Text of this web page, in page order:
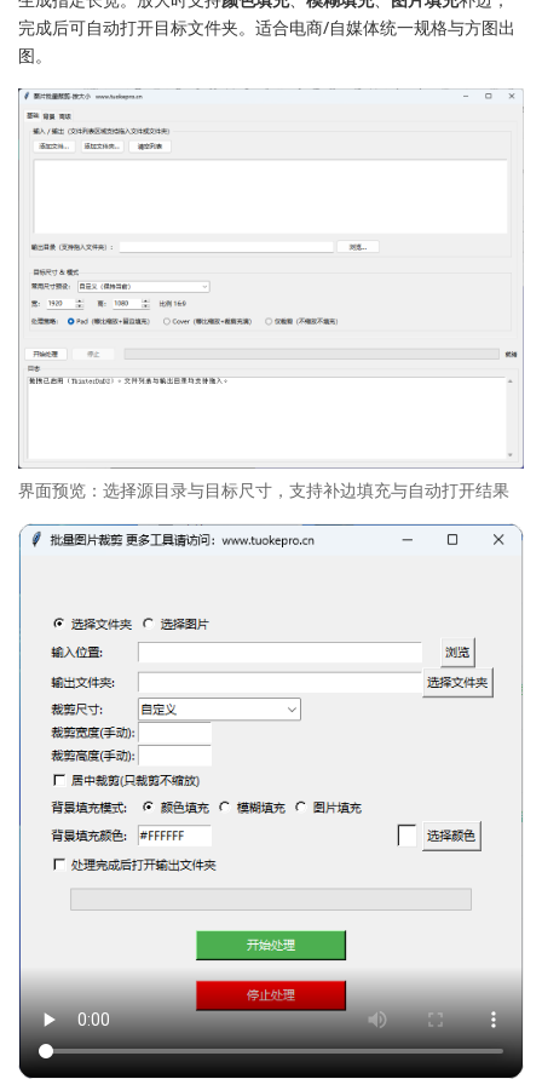
完成后可自动打开目标文件夹。适合电商/自媒体统一规格与方图出
图。
界面预览：选择源目录与目标尺寸，支持补边填充与自动打开结果